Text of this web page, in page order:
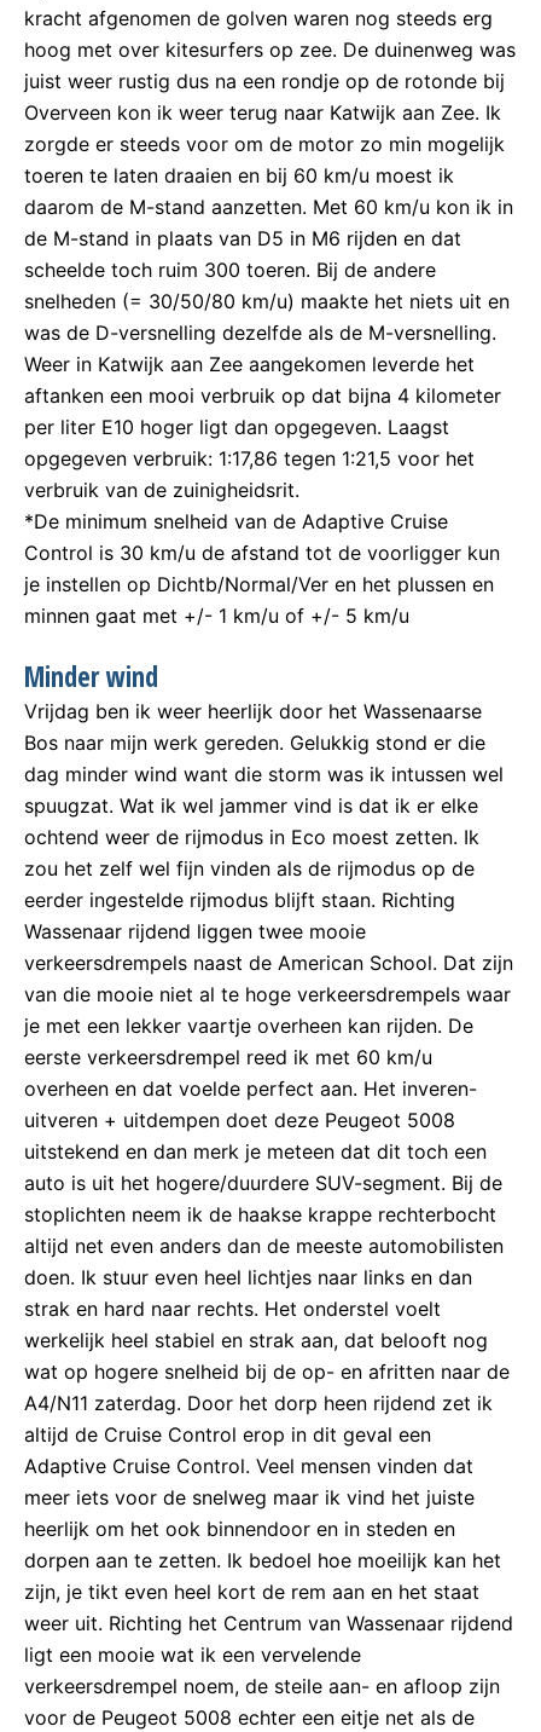
kracht afgenomen de golven waren nog steeds erg
hoog met over kitesurfers op zee. De duinenweg was
juist weer rustig dus na een rondje op de rotonde bij
Overveen kon ik weer terug naar Katwijk aan Zee. Ik
zorgde er steeds voor om de motor zo min mogelijk
toeren te laten draaien en bij 60 km/u moest ik
daarom de M-stand aanzetten. Met 60 km/u kon ik in
de M-stand in plaats van D5 in M6 rijden en dat
scheelde toch ruim 300 toeren. Bij de andere
snelheden (= 30/50/80 km/u) maakte het niets uit en
was de D-versnelling dezelfde als de M-versnelling.
Weer in Katwijk aan Zee aangekomen leverde het
aftanken een mooi verbruik op dat bijna 4 kilometer
per liter E10 hoger ligt dan opgegeven. Laagst
opgegeven verbruik: 1:17,86 tegen 1:21,5 voor het
verbruik van de zuinigheidsrit.
*De minimum snelheid van de Adaptive Cruise
Control is 30 km/u de afstand tot de voorligger kun
je instellen op Dichtb/Normal/Ver en het plussen en
minnen gaat met +/- 1 km/u of +/- 5 km/u
Minder wind
Vrijdag ben ik weer heerlijk door het Wassenaarse
Bos naar mijn werk gereden. Gelukkig stond er die
dag minder wind want die storm was ik intussen wel
spuugzat. Wat ik wel jammer vind is dat ik er elke
ochtend weer de rijmodus in Eco moest zetten. Ik
zou het zelf wel fijn vinden als de rijmodus op de
eerder ingestelde rijmodus blijft staan. Richting
Wassenaar rijdend liggen twee mooie
verkeersdrempels naast de American School. Dat zijn
van die mooie niet al te hoge verkeersdrempels waar
je met een lekker vaartje overheen kan rijden. De
eerste verkeersdrempel reed ik met 60 km/u
overheen en dat voelde perfect aan. Het inveren-
uitveren + uitdempen doet deze Peugeot 5008
uitstekend en dan merk je meteen dat dit toch een
auto is uit het hogere/duurdere SUV-segment. Bij de
stoplichten neem ik de haakse krappe rechterbocht
altijd net even anders dan de meeste automobilisten
doen. Ik stuur even heel lichtjes naar links en dan
strak en hard naar rechts. Het onderstel voelt
werkelijk heel stabiel en strak aan, dat belooft nog
wat op hogere snelheid bij de op- en afritten naar de
A4/N11 zaterdag. Door het dorp heen rijdend zet ik
altijd de Cruise Control erop in dit geval een
Adaptive Cruise Control. Veel mensen vinden dat
meer iets voor de snelweg maar ik vind het juiste
heerlijk om het ook binnendoor en in steden en
dorpen aan te zetten. Ik bedoel hoe moeilijk kan het
zijn, je tikt even heel kort de rem aan en het staat
weer uit. Richting het Centrum van Wassenaar rijdend
ligt een mooie wat ik een vervelende
verkeersdrempel noem, de steile aan- en afloop zijn
voor de Peugeot 5008 echter een eitje net als de